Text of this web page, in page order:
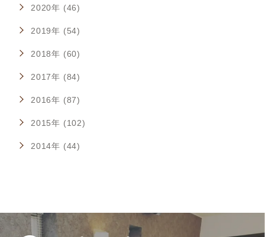
2020年 (46)
2019年 (54)
2018年 (60)
2017年 (84)
2016年 (87)
2015年 (102)
2014年 (44)